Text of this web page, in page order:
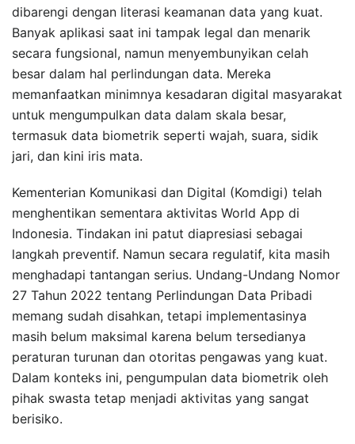
dibarengi dengan literasi keamanan data yang kuat.
Banyak aplikasi saat ini tampak legal dan menarik
secara fungsional, namun menyembunyikan celah
besar dalam hal perlindungan data. Mereka
memanfaatkan minimnya kesadaran digital masyarakat
untuk mengumpulkan data dalam skala besar,
termasuk data biometrik seperti wajah, suara, sidik
jari, dan kini iris mata.
Kementerian Komunikasi dan Digital (Komdigi) telah
menghentikan sementara aktivitas World App di
Indonesia. Tindakan ini patut diapresiasi sebagai
langkah preventif. Namun secara regulatif, kita masih
menghadapi tantangan serius. Undang-Undang Nomor
27 Tahun 2022 tentang Perlindungan Data Pribadi
memang sudah disahkan, tetapi implementasinya
masih belum maksimal karena belum tersedianya
peraturan turunan dan otoritas pengawas yang kuat.
Dalam konteks ini, pengumpulan data biometrik oleh
pihak swasta tetap menjadi aktivitas yang sangat
berisiko.